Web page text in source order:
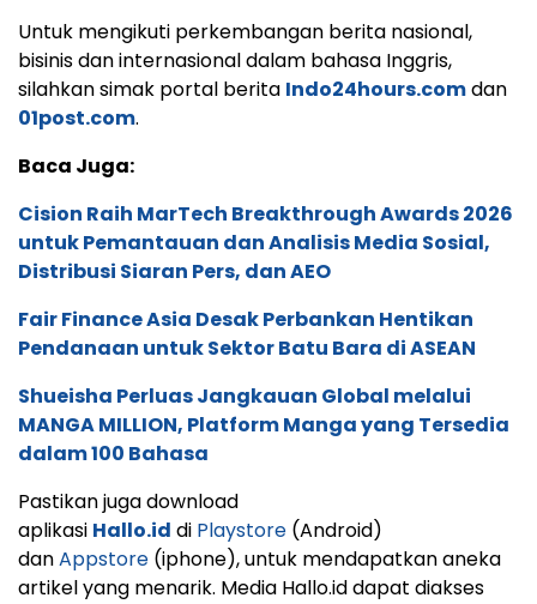
Untuk mengikuti perkembangan berita nasional,
bisinis dan internasional dalam bahasa Inggris,
silahkan simak portal berita Indo24hours.comdan
01post.com.
Baca Juga:
Cision Raih MarTech Breakthrough Awards 2026
untuk Pemantauan dan Analisis Media Sosial,
Distribusi Siaran Pers, dan AEO
Fair Finance Asia Desak Perbankan Hentikan
Pendanaan untuk Sektor Batu Bara di ASEAN
Shueisha Perluas Jangkauan Global melalui
MANGA MILLION, Platform Manga yang Tersedia
dalam 100 Bahasa
Pastikan juga download
aplikasi Hallo.id di Playstore (Android)
danAppstore (iphone), untuk mendapatkan aneka
artikel yang menarik. Media Hallo.id dapat diakses